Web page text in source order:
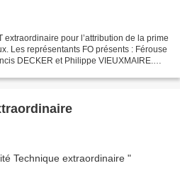
pour l’attribution de la prime
Les représentants FO présents : Férouse
DECKER et Philippe VIEUXMAIRE.